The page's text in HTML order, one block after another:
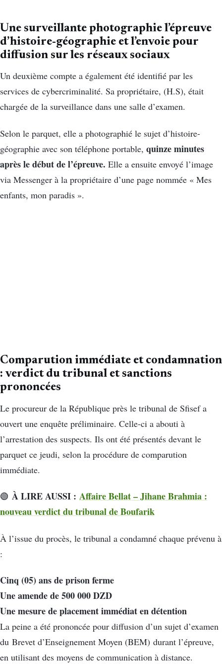
Une surveillante photographie l’épreuve
d’histoire-géographie et l’envoie pour
diffusion sur les réseaux sociaux
Un deuxième compte a également été identifié par les
services de cybercriminalité. Sa propriétaire, (H.S), était
chargée de la surveillance dans une salle d’examen.
Selon le parquet, elle a photographié le sujet d’histoire-
géographie avec son téléphone portable, quinze minutes
après le début de l’épreuve. Elle a ensuite envoyé l’image
via Messenger à la propriétaire d’une page nommée « Mes
enfants, mon paradis ».
Comparution immédiate et condamnation
:verdict du tribunal et sanctions
prononcées
Le procureur de la République près le tribunal de Sfisef a
ouvert une enquête préliminaire. Celle-ci a abouti à
l’arrestation des suspects. Ils ont été présentés devant le
parquet ce jeudi, selon la procédure de comparution
immédiate.
🟢 À LIRE AUSSI : Affaire Bellat – Jihane Brahmia :
nouveau verdict du tribunal de Boufarik
À l’issue du procès, le tribunal a condamné chaque prévenu à
:
Cinq (05) ans de prison ferme
Une amende de 500 000 DZD
Une mesure de placement immédiat en détention
La peine a été prononcée pour diffusion d’un sujet d’examen
du Brevet d’Enseignement Moyen (BEM) durant l’épreuve,
en utilisant des moyens de communication à distance.